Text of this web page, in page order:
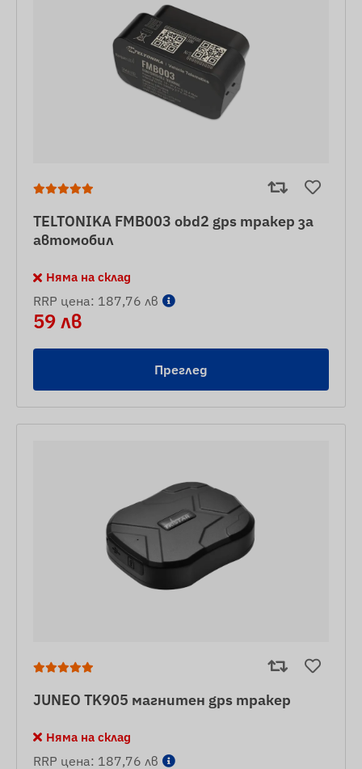
TELTONIKA FMB003 obd2 gps тракер за
автомобил
Няма на склад
RRP цена: 187,76 лв
59 лв
Преглед
JUNEO TK905 магнитен gps тракер
Няма на склад
RRP цена: 187,76 лв